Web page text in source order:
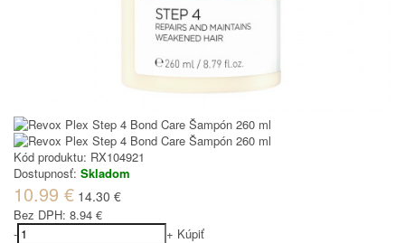
Kód produktu: RX104921
Dostupnosť: Skladom
10.99 € 14.30 €
Bez DPH: 8.94 €
-
+ Kúpiť